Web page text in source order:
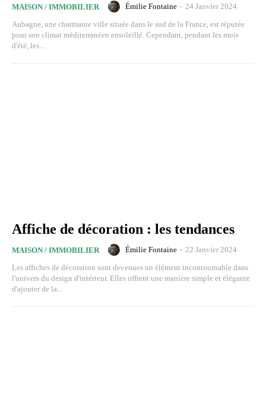
MAISON / IMMOBILIER Émilie Fontaine - 24 Janvier 2024
Aubagne, une charmante ville située dans le sud de la France, est réputée
pour son climat méditerranéen ensoleillé. Cependant, pendant les mois
d'été, les...
Affiche de décoration : les tendances
MAISON / IMMOBILIER Émilie Fontaine - 22 Janvier 2024
Les affiches de décoration sont devenues un élément incontournable dans
l'univers du design d'intérieur. Elles offrent une manière simple et élégante
d'ajouter de la...